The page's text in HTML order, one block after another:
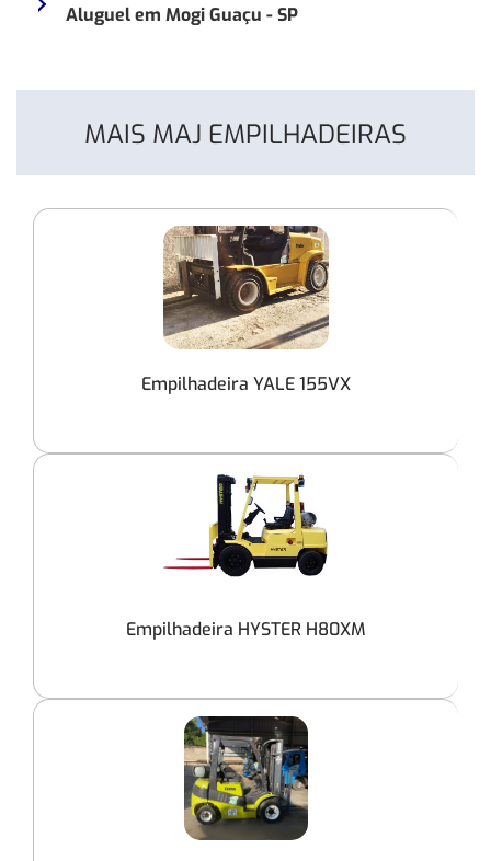
Aluguel em Mogi Guaçu - SP
MAIS MAJ EMPILHADEIRAS
Empilhadeira YALE 155VX
Empilhadeira HYSTER H80XM